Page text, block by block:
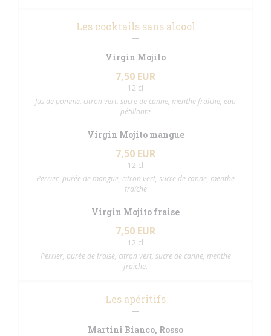
Les cocktails sans alcool
Virgin Mojito
7,50 EUR
12 cl
Jus de pomme, citron vert, sucre de canne, menthe fraîche, eau
pétillante
Virgin Mojito mangue
7,50 EUR
12 cl
Perrier, purée de mangue, citron vert, sucre de canne, menthe
fraîche
Virgin Mojito fraise
7,50 EUR
12 cl
Perrier, purée de fraise, citron vert, sucre de canne, menthe
fraîche,
Les apéritifs
Martini Bianco, Rosso